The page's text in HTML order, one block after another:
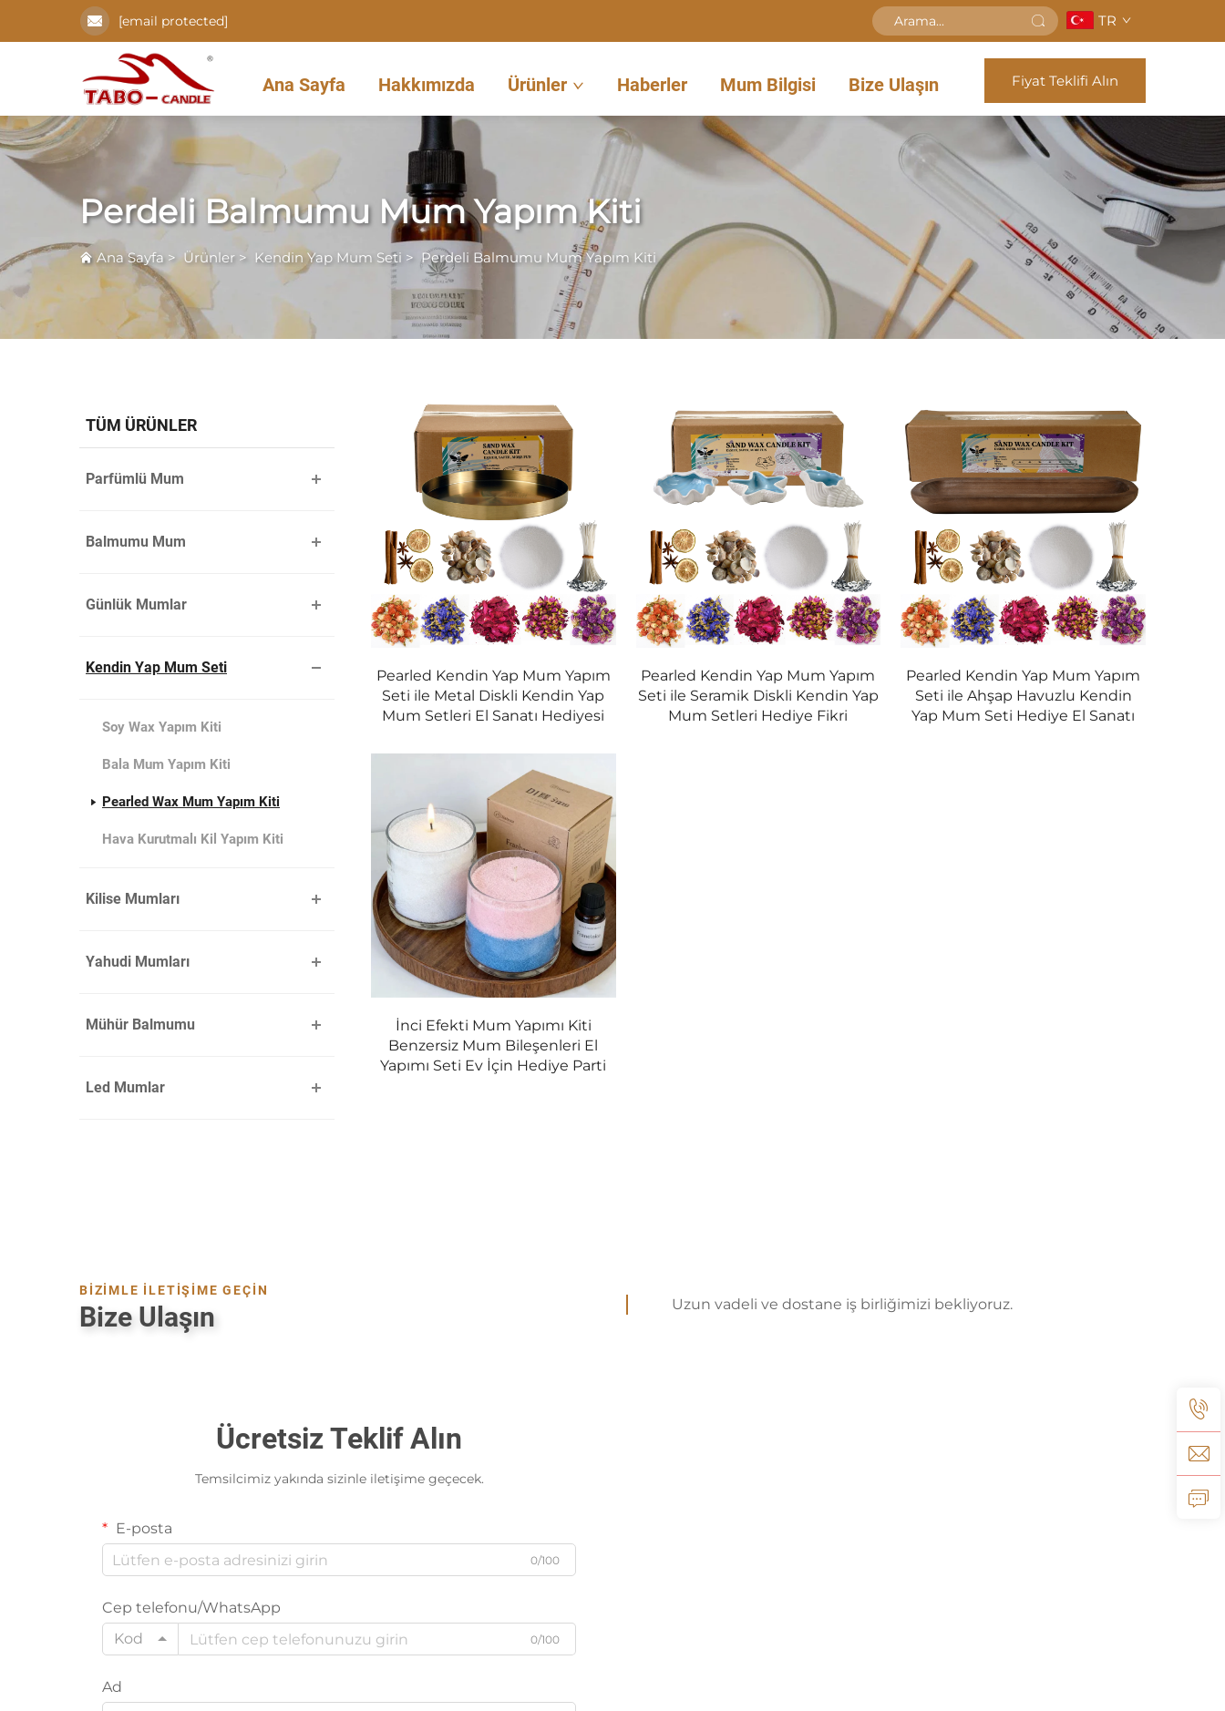
[email protected] TR
Ana Sayfa Hakkımızda Ürünler Haberler Mum Bilgisi Bize Ulaşın Fiyat Teklifi Alın
Perdeli Balmumu Mum Yapım Kiti
Ana Sayfa >Ürünler > Kendin Yap Mum Seti > Perdeli Balmumu Mum Yapım Kiti
TÜM ÜRÜNLER
Parfümlü Mum
Balmumu Mum
Günlük Mumlar
Kendin Yap Mum Seti
Soy Wax Yapım Kiti
Bala Mum Yapım Kiti
Pearled Wax Mum Yapım Kiti
Hava Kurutmalı Kil Yapım Kiti
Kilise Mumları
Yahudi Mumları
Mühür Balmumu
Led Mumlar
Pearled Kendin Yap Mum Yapım
Seti ile Metal Diskli Kendin Yap
Mum Setleri El Sanatı Hediyesi
Pearled Kendin Yap Mum Yapım
Seti ile Seramik Diskli Kendin Yap
Mum Setleri Hediye Fikri
Pearled Kendin Yap Mum Yapım
Seti ile Ahşap Havuzlu Kendin
Yap Mum Seti Hediye El Sanatı
İnci Efekti Mum Yapımı Kiti
Benzersiz Mum Bileşenleri El
Yapımı Seti Ev İçin Hediye Parti
BİZİMLE İLETİŞİME GEÇİN
Bize Ulaşın Uzun vadeli ve dostane iş birliğimizi bekliyoruz.
Ücretsiz Teklif Alın
Temsilcimiz yakında sizinle iletişime geçecek.
E-posta
0/100
Cep telefonu/WhatsApp
Kod
0/100
Ad